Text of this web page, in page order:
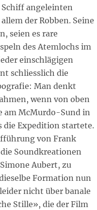
angeleinten
der Robben. Seine
seien es rare
des Atemlochs im
einschlägigen
schliesslich die
Man denkt
wenn von oben
am McMurdo-Sund in
die Expedition startete.
von Frank
Soundkreationen
Aubert, zu
Formation nun
nicht über banale
Stille», die der Film